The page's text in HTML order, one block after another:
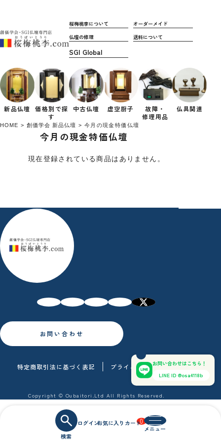
桜梅桃李について
オーダーメイド
仏壇の修理
送料について
新品仏壇 価格別で探
す
中古仏壇 虚空厨子
故障・
修理用品
仏具関連
0
HOME 創価学会 新品仏壇 今月の現金特価仏壇
今月の現金特価仏壇
現在登録されている商品はありません。
お問い合わせはこちら！
LINE ID @osa4118b
Copyright © Oubaitori.Ltd All Rights Reserved.
お問い合わせ
特定商取引法に基づく表記 プライバシーポリシー